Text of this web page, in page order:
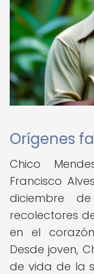
Orígenes
Chico
Francisco
diciembre
recolectores
en el
Desde joven,
de vida de la